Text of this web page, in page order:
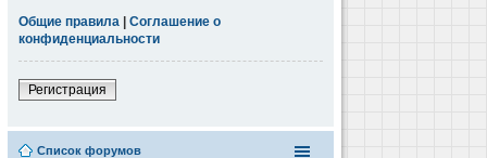
Общие правила | Соглашение о
конфиденциальности
Регистрация
Список форумов